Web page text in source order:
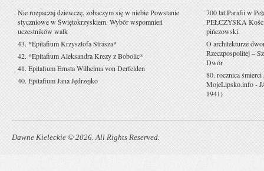
Nie rozpaczaj dziewczę, zobaczym się w niebie Powstanie
styczniowe w Świętokrzyskiem. Wybór wspomnień
uczestników walk
43. *Epitafium Krzysztofa Strasza*
42. *Epitafium Aleksandra Krezy z Bobolic*
41. Epitafium Ernsta Wilhelma von Derfelden
40. Epitafium Jana Jędrzejko
700 lat Parafii w
PEŁCZYSKA
pińczowski.
O architekturze
Rzeczpospolitej –
Dwór
80. rocznica
MojeLipsko.info-
1941)
Dawne Kieleckie © 2026. All Rights Reserved.